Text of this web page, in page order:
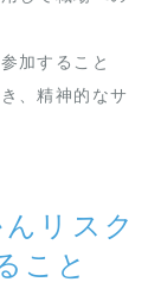
加すること
、精神的なサ
リスク
こと